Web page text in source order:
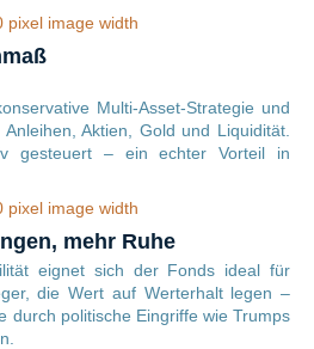
Multi-Asset-Strategie und
Aktien, Gold und Liquidität.
gesteuert – ein echter Vorteil in
mehr Ruhe
eignet sich der Fonds ideal für
die Wert auf Werterhalt legen –
durch politische Eingriffe wie Trumps